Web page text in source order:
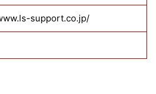
support.co.jp/